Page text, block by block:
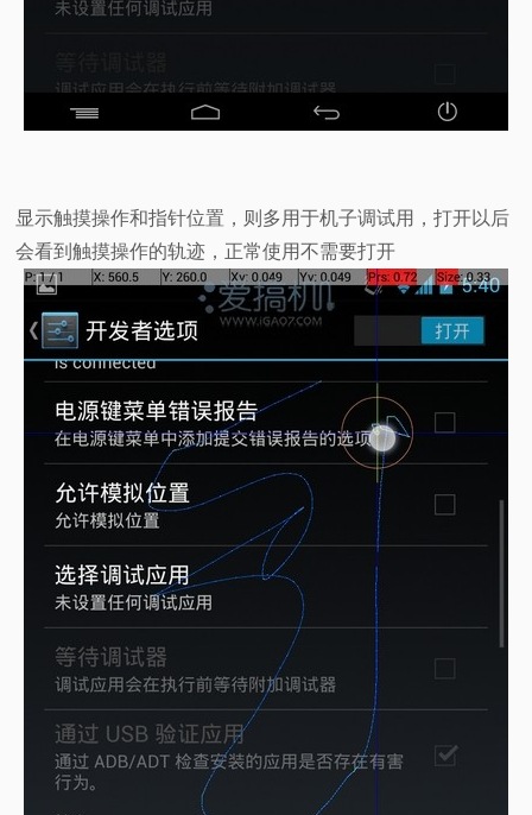
显示触摸操作和指针位置，则多用于机子调试用，打开以后
会看到触摸操作的轨迹，正常使用不需要打开